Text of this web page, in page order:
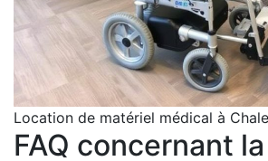
Location de matériel médical à
FAQ concernant